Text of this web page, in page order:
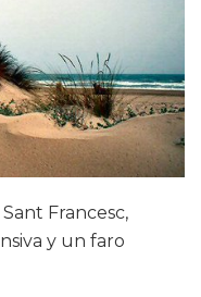
Sant Francesc,
y un faro